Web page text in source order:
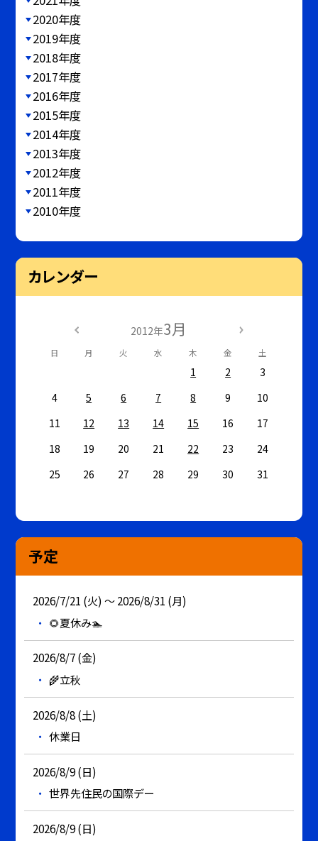
2020年度
2019年度
2018年度
2017年度
2016年度
2015年度
2014年度
2013年度
2012年度
2011年度
2010年度
カレンダー
2012年3月
日 月 火 水 木 金 土
1 2
3
4
5 6 7 8 9
10
11
12 13 14 15 16
17
18
19 20 21 22 23
24
25
26 27 28 29 30 31
予定
2026/7/21 (火) ～ 2026/8/31 (月)
🌻夏休み🏊
2026/8/7 (金)
🌾立秋
2026/8/8 (土)
休業日
2026/8/9 (日)
世界先住民の国際デー
2026/8/9 (日)